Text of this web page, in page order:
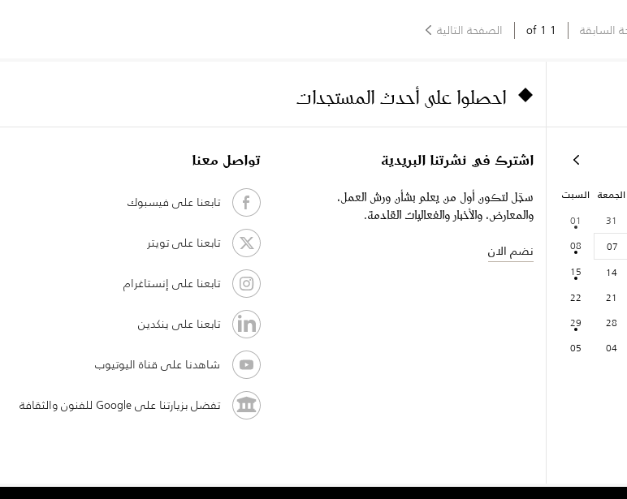
السابقة 1
1 الصفحة التالية
الجمعة السبت
31
01
07
08
14
15
21
22
28
29
04
05
احصلوا على أحدث المستجدات
اشترك في نشرتنا البريدية
سجّل لتكون أول من يعلم بشأن ورش العمل،
والمعارض، والأخبار والفعاليات القادمة.
نضم الان
تواصل معنا
تابعنا على فيسبوك
تابعنا على تويتر
تابعنا على إنستاغرام
تابعنا على ينكدين
شاهدنا على قناة اليوتيوب
تفضل بزيارتنا على Google للفنون والثقافة